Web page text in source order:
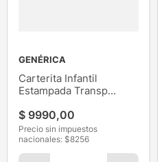
GENÉRICA
Carterita Infantil
Estampada Transp
$ 9990,00
Precio sin impuestos
nacionales: $8256